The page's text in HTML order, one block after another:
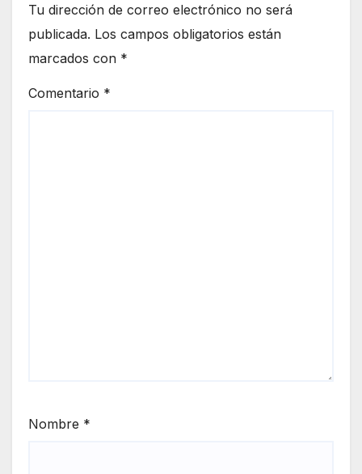
Tu dirección de correo electrónico no será
publicada. Los campos obligatorios están
marcados con *
Comentario *
Nombre *